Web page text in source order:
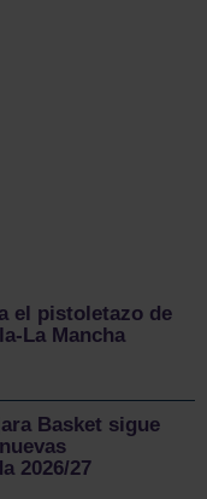
el pistoletazo de
La Mancha
Basket sigue
2026/27